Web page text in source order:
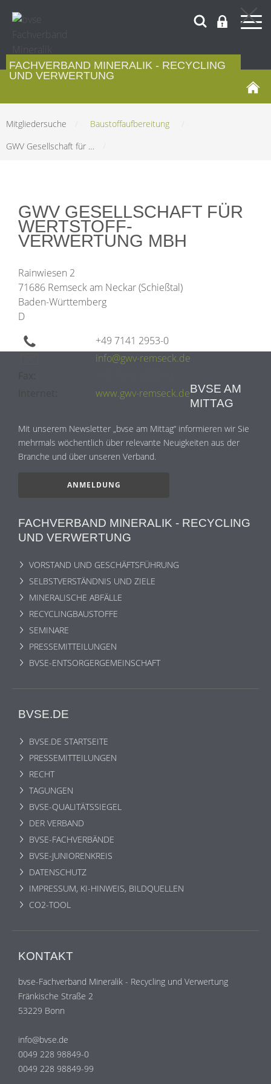
FACHVERBAND MINERALIK - RECYCLING
UND VERWERTUNG
Mitgliedersuche Baustoffaufbereitung
GWV Gesellschaft für …
GWV GESELLSCHAFT FÜR
WERTSTOFF-
VERWERTUNG MBH
Rainwiesen 2
71686 Remseck am Neckar (Schießtal)
Baden-Württemberg
D
+49 7141 2953-0
info@gwv-remseck.de
www.gwv-remseck.deBVSE AM
MITTAG
Mit unserem Newsletter „bvse am Mittag“ informieren wir Sie
mehrmals wöchentlich über relevante Neuigkeiten aus der
Branche und über unseren Verband.
ANMELDUNG
FACHVERBAND MINERALIK - RECYCLING
UND VERWERTUNG
VORSTAND UND GESCHÄFTSFÜHRUNG
SELBSTVERSTÄNDNIS UND ZIELE
MINERALISCHE ABFÄLLE
RECYCLINGBAUSTOFFE
SEMINARE
PRESSEMITTEILUNGEN
BVSE-ENTSORGERGEMEINSCHAFT
BVSE.DE
BVSE.DE STARTSEITE
PRESSEMITTEILUNGEN
RECHT
TAGUNGEN
BVSE-QUALITÄTSSIEGEL
DER VERBAND
BVSE-FACHVERBÄNDE
BVSE-JUNIORENKREIS
DATENSCHUTZ
IMPRESSUM, KI-HINWEIS, BILDQUELLEN
CO2-TOOL
KONTAKT
bvse-Fachverband Mineralik - Recycling und Verwertung
Fränkische Straße 2
53229 Bonn
info@bvse.de
0049 228 98849-0
0049 228 98849-99